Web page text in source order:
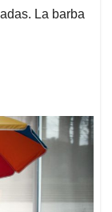
La barba